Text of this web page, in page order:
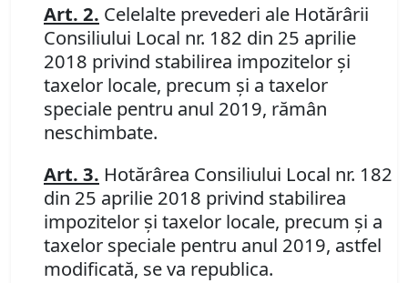
Art. 2. Celelalte prevederi ale Hotărârii
Consiliului Local nr. 182 din 25 aprilie
2018 privind stabilirea impozitelor şi
taxelor locale, precum şi a taxelor
speciale pentru anul 2019, rămân
neschimbate.
Art. 3. Hotărârea Consiliului Local nr. 182
din 25 aprilie 2018 privind stabilirea
impozitelor şi taxelor locale, precum şi a
taxelor speciale pentru anul 2019, astfel
modificată, se va republica.